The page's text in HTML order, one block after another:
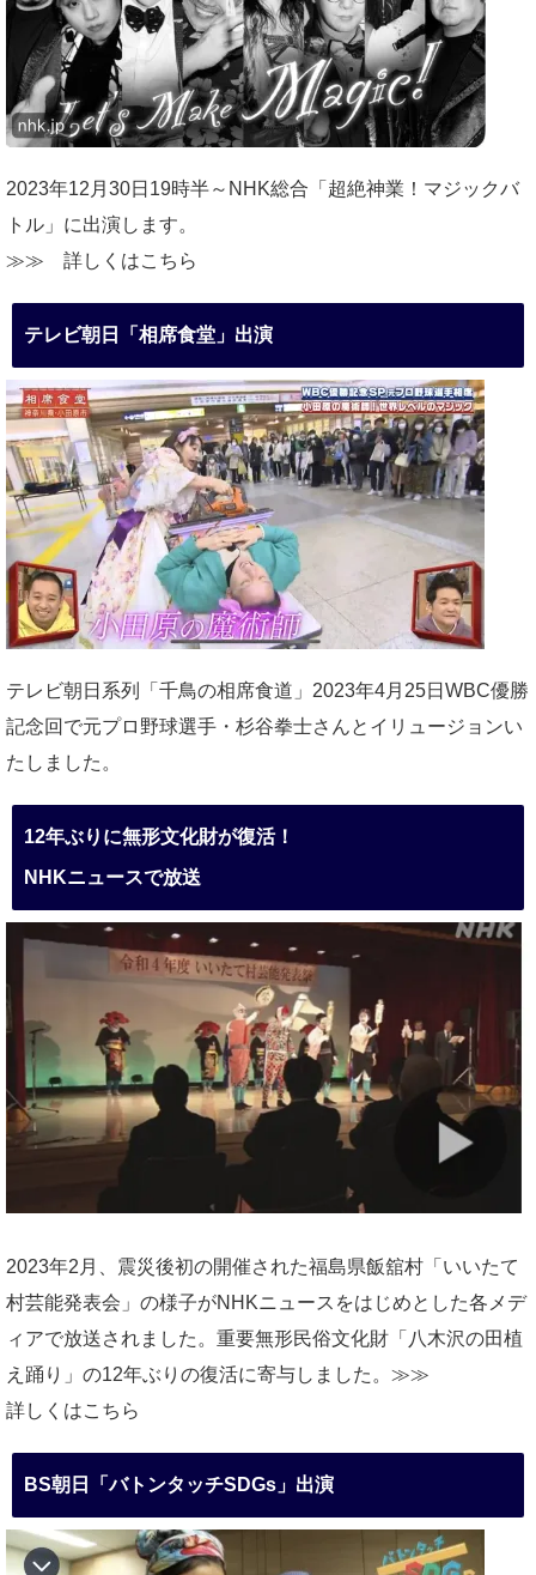
2023年12月30日19時半～NHK総合「超絶神業！マジックバ
トル」に出演します。
≫≫ 詳しくはこちら
テレビ朝日「相席食堂」出演
テレビ朝日系列「千鳥の相席食道」2023年4月25日WBC優勝
記念回で元プロ野球選手・杉谷拳士さんとイリュージョンい
たしました。
12年ぶりに無形文化財が復活！
NHKニュースで放送
2023年2月、震災後初の開催された福島県飯舘村「いいたて
村芸能発表会」の様子がNHKニュースをはじめとした各メデ
ィアで放送されました。重要無形民俗文化財「八木沢の田植
え踊り」の12年ぶりの復活に寄与しました。≫≫
詳しくはこちら
BS朝日「バトンタッチSDGs」出演